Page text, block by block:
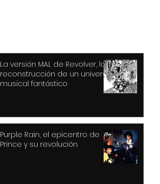
La versión MAL de Revolver, la
reconstrucción de un universo
musical fantástico
Purple Rain, el epicentro de
Prince y su revolución